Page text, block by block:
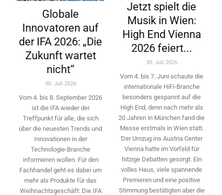
Globale
Innovatoren auf
der IFA 2026: „Die
Zukunft wartet
nicht“
30. Juli 2026
Vom 4. bis 8. September 2026
ist die IFA wieder der
Treffpunkt für alle, die sich
über die neuesten Trends und
Innovationen in der
Technologie-­Branche
informieren wollen. Für den
Fachhandel geht es dabei um
mehr als Produkte für das
Weihnachtsgeschäft: Die IFA
Jetzt spielt die
Musik in Wien:
High End Vienna
2026 feiert...
30. Juli 2026
Vom 4. bis 7. Juni schaute die
internationale HiFi-Branche
besonders gespannt auf die
High End, denn nach mehr als
20 Jahren in München fand die
Messe erstmals in Wien statt.
Der Umzug ins Austria Center
Vienna hatte im Vorfeld für
hitzige Debatten gesorgt. Ein
volles Haus, viele spannende
Premieren und eine positive
Stimmung bestätigten aber die